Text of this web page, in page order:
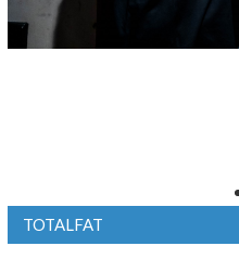
TOTALFAT